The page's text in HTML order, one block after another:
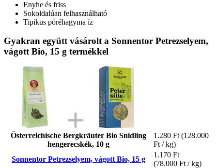
Enyhe és friss
Sokoldalúan felhasználható
Tipikus póréhagyma íz
Gyakran együtt vásárolt a Sonnentor Petrezselyem,
vágott Bio, 15 g termékkel
Österreichische Bergkräuter Bio Snidling
hengerecskék, 10 g
1.280 Ft (128.000
Ft / kg)
Sonnentor Petrezselyem, vágott Bio, 15 g
1.170 Ft
(78.000 Ft / kg)